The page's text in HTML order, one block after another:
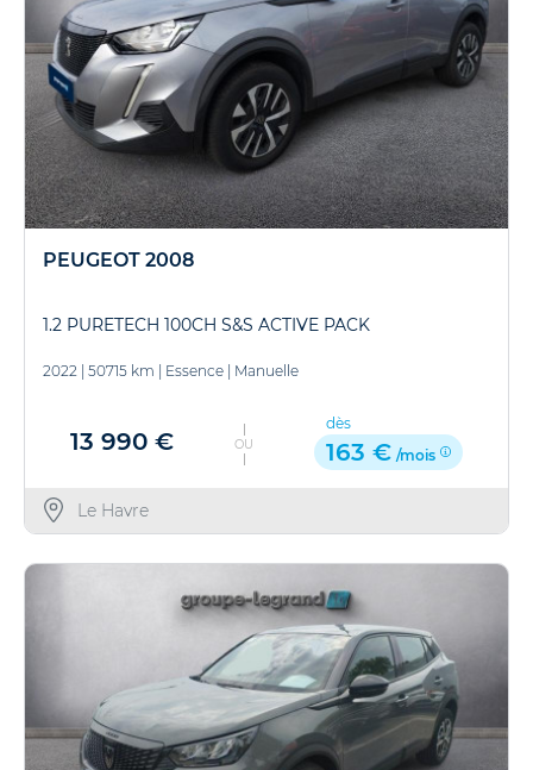
PEUGEOT 2008
1.2 PURETECH 100CH S&S ACTIVE PACK
2022 50715 km Essence Manuelle
13 990 € OU
dès
163 € /mois
Le Havre